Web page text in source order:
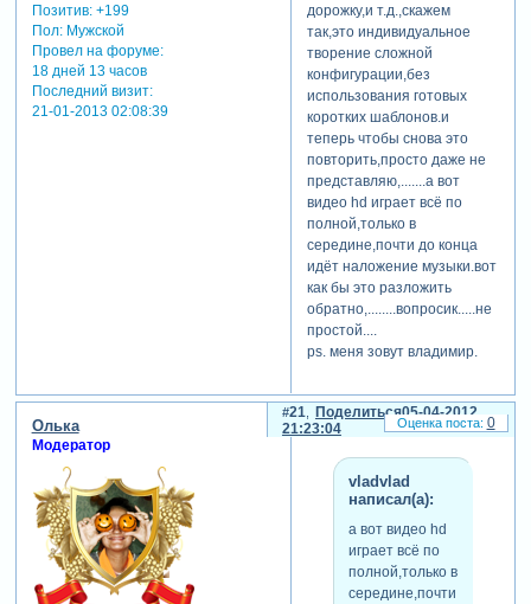
Позитив: +199
Пол:Мужской
Провел на форуме:
18 дней 13 часов
Последний визит:
21-01-2013 02:08:39
дорожку,и т.д.,скажем
так,это индивидуальное
творение сложной
конфигурации,без
использования готовых
коротких шаблонов.и
теперь чтобы снова это
повторить,просто даже не
представляю,.......а вот
видео hd играет всё по
полной,только в
середине,почти до конца
идёт наложение музыки.вот
как бы это разложить
обратно,........вопросик.....не
простой....
ps. меня зовут владимир.
Поделиться
21
05-04-2012
21:23:04
Олька
Модератор
vladvlad
написал(а):
а вот видео hd
играет всё по
полной,только в
середине,почти
0